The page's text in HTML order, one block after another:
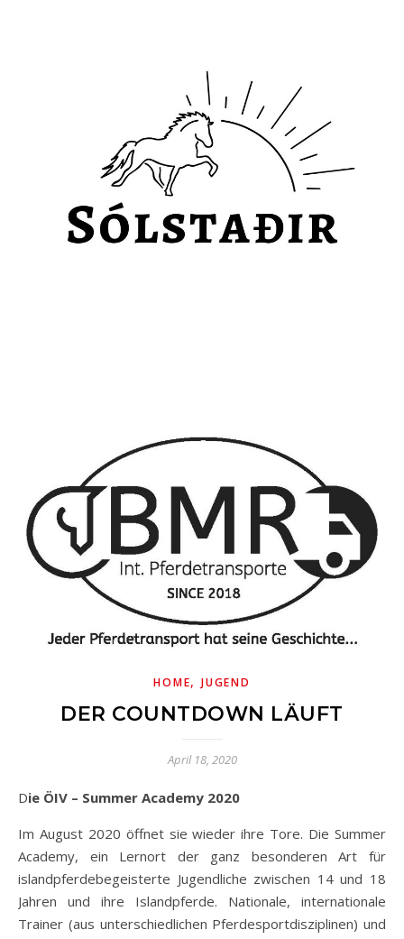
HOME,JUGEND
DER COUNTDOWN LÄUFT
April 18, 2020
Die ÖIV – Summer Academy 2020
Im August 2020 öffnet sie wieder ihre Tore. Die Summer
Academy, ein Lernort der ganz besonderen Art für
islandpferdebegeisterte Jugendliche zwischen 14 und 18
Jahren und ihre Islandpferde. Nationale, internationale
Trainer (aus unterschiedlichen Pferdesportdisziplinen) und